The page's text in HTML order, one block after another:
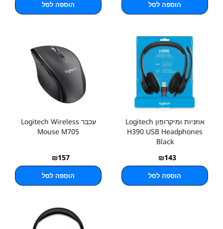
הוספה לסל הוספה לסל
אוזניות ומיקרופון Logitech
H390 USB Headphones
Black
₪143
הוספה לסל
עכבר Logitech Wireless
Mouse M705
₪157
הוספה לסל